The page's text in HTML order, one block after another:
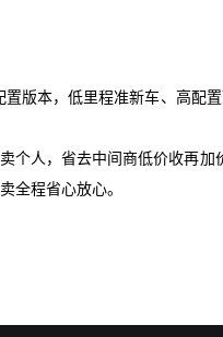
版本，低里程准新车、高配
个人，省去中间商低价收再
全程省心放心。